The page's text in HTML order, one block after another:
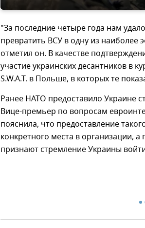
"За последние четыре года нам
превратить ВСУ в одну из
отметил он. В качестве
участие украинских десантников в
S.W.A.T. в Польше, в которых те
Ранее НАТО предоставило Украине
Вице-премьер по вопросам
пояснила, что предоставление
конкретного места в организации,
признают стремление Украины